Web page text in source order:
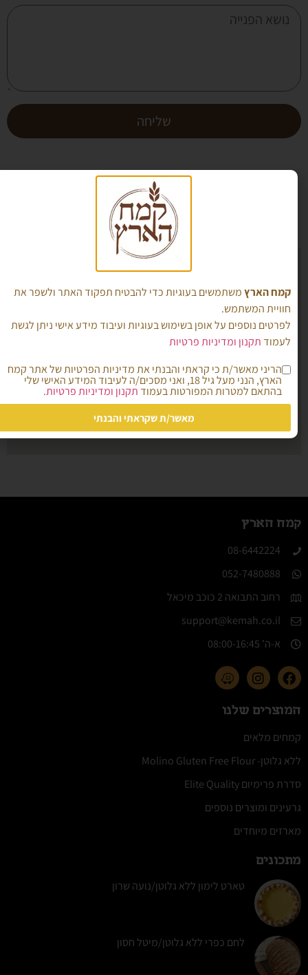
שליחה
קמח הארץ
08-6442224​
052-7480888
רחוב התבואה 2 כוכב מיכאל
support@kemah.co.il
א-ה' 08:00-16:45​
המוצרים שלנו
קמחים מלאים
ללא גלוטן- Molino Gluten Free Flour
סדרת פרימיום Elite Quality
גרעינים ומוצרים נוספים
מארזים מיוחדים
מתכונים
טארט לימון ללא גלוטן/נועה שרון
לחם כפרי ללא גלוטן/מיטל חסון
קמח הארץמשתמשים בעוגיות כדי להבטיח תפקוד האתר ולשפר את
חוויית המשתמש.
לפרטים נוספים על אופן בשימוש בעוגיות ועיבוד מידע אישי ניתן לגשת
לעמודתקנון ומדיניות פרטיות
הריני מאשר/ת כי קראתי והבנתי את מדיניות הפרטיות של אתר קמח
הארץ, הנני מעל גיל 18, ואני מסכים/ה לעיבוד המידע האישי שלי
בהתאם למטרות המפורטות בעמודתקנון ומדיניות פרטיות.
מאשר/ת שקראתי והבנתי